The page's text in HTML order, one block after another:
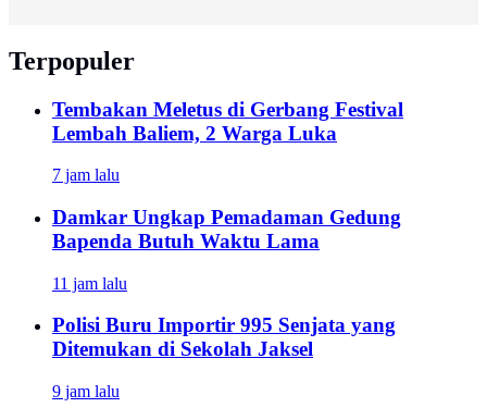
Terpopuler
Tembakan Meletus di Gerbang Festival
Lembah Baliem, 2 Warga Luka
7 jam lalu
Damkar Ungkap Pemadaman Gedung
Bapenda Butuh Waktu Lama
11 jam lalu
Polisi Buru Importir 995 Senjata yang
Ditemukan di Sekolah Jaksel
9 jam lalu